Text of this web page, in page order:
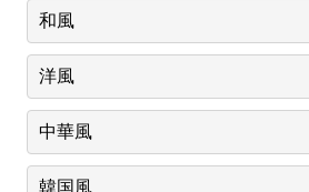
和風
洋風
中華風
韓国風